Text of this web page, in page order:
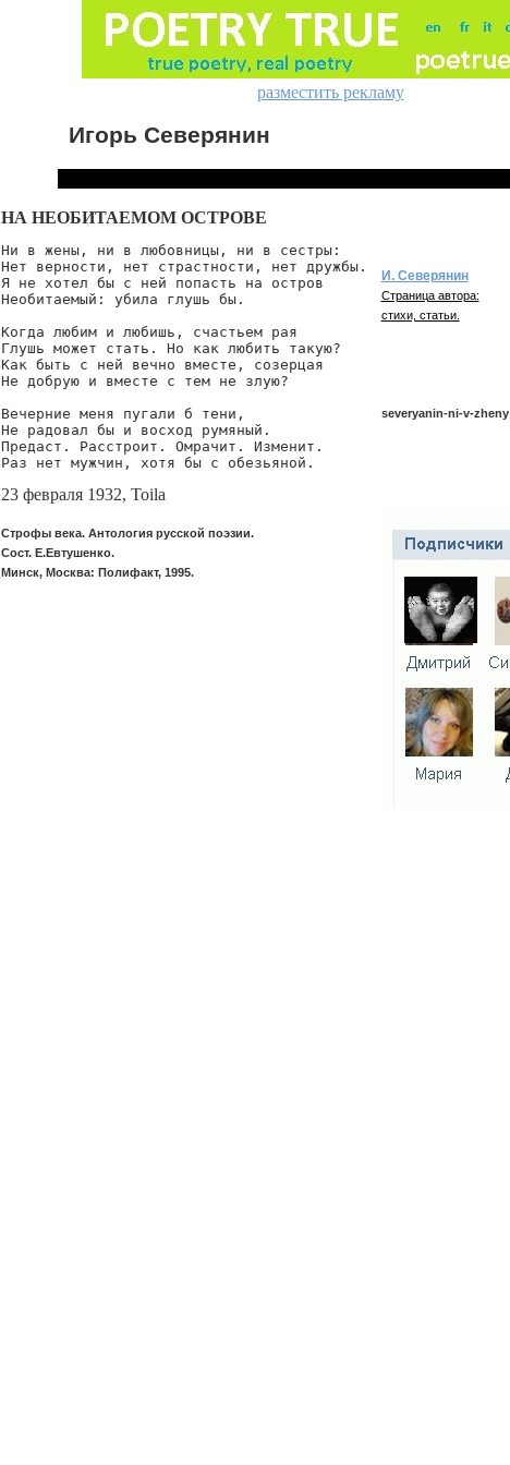
разместить рекламу
Игорь Северянин
НА НЕОБИТАЕМОМ ОСТРОВЕ
Ни в жены, ни в любовницы, ни в сестры:
Нет верности, нет страстности, нет дружбы.
Я не хотел бы с ней попасть на остров
Необитаемый: убила глушь бы.
Когда любим и любишь, счастьем рая
Глушь может стать. Но как любить такую?
Как быть с ней вечно вместе, созерцая
Не добрую и вместе с тем не злую?
Вечерние меня пугали б тени,
Не радовал бы и восход румяный.
Предаст. Расстроит. Омрачит. Изменит.
Раз нет мужчин, хотя бы с обезьяной.
23 февраля 1932, Toila
Строфы века. Антология русской поэзии.
Сост. Е.Евтушенко.
Минск, Москва: Полифакт, 1995.
И. Северянин
Страница автора:
стихи, статьи.
severyanin-ni-v-zheny